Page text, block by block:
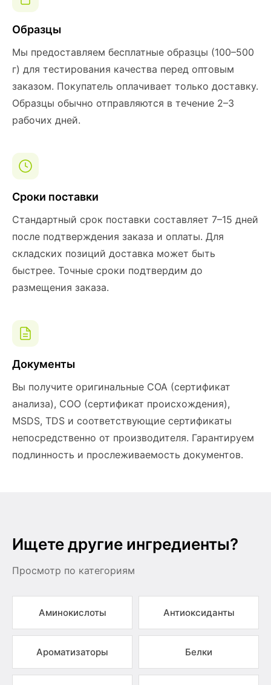
Образцы
Мы предоставляем бесплатные образцы (100–500
г) для тестирования качества перед оптовым
заказом. Покупатель оплачивает только доставку.
Образцы обычно отправляются в течение 2–3
рабочих дней.
Сроки поставки
Стандартный срок поставки составляет 7–15 дней
после подтверждения заказа и оплаты. Для
складских позиций доставка может быть
быстрее. Точные сроки подтвердим до
размещения заказа.
Документы
Вы получите оригинальные COA (сертификат
анализа), COO (сертификат происхождения),
MSDS, TDS и соответствующие сертификаты
непосредственно от производителя. Гарантируем
подлинность и прослеживаемость документов.
Ищете другие ингредиенты?
Просмотр по категориям
Аминокислоты Антиоксиданты
Ароматизаторы Белки